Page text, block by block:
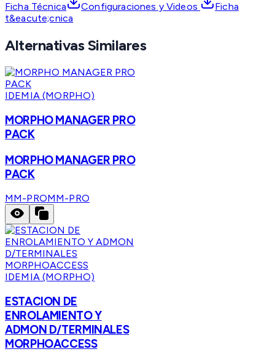
Ficha Técnica Configuraciones y Videos
Ficha
t&eacute;cnica
Alternativas Similares
IDEMIA (MORPHO)
MORPHO MANAGER PRO
PACK
MORPHO MANAGER PRO
PACK
MM-PROMM-PRO
IDEMIA (MORPHO)
ESTACION DE
ENROLAMIENTO Y
ADMON D/TERMINALES
MORPHOACCESS